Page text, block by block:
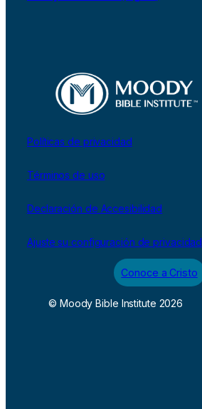
Políticas de privacidad
Términos de uso
Declaración de Accesibilidad
Ajuste su configuración de privacidad
Conoce a Cristo
© Moody Bible Institute 2026